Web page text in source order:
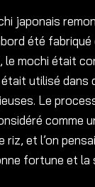
japonais
été
le mochi était
utilisé dans
Le
comme
riz, et l’on
fortune et la